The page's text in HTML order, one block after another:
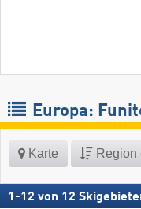
Europa:
Karte Region
1 -12 von 12